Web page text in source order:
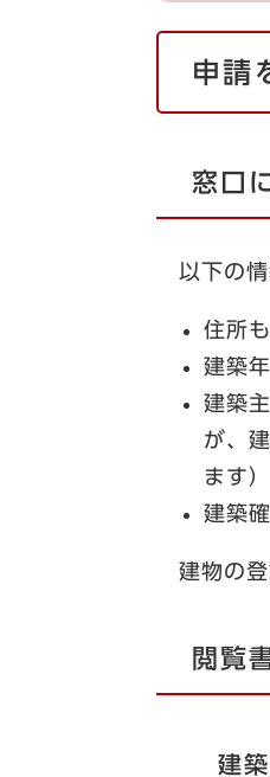
申請
窓口
以下の情
住所
建築
建築
が、
ます
建築
建物の登
閲覧
建築